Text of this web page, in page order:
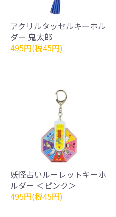
アクリルタッセルキーホル
ダー 鬼太郎
495円(税45円)
妖怪占いルーレットキーホ
ルダー ＜ピンク＞
495円(税45円)